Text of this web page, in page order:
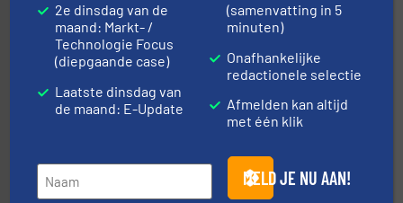
Dinnissen BV
Wereldwijd opererend specialist in innovatieve
geautomatiseerde weegoplossingen.Meer info ➜
2e dinsdag van de
maand: Markt- /
Technologie Focus
(diepgaande case)
Laatste dinsdag van
de maand: E-Update
(samenvatting in 5
minuten)
Onafhankelijke
redactionele selectie
Afmelden kan altijd
met één klik
MELD JE NU AAN!